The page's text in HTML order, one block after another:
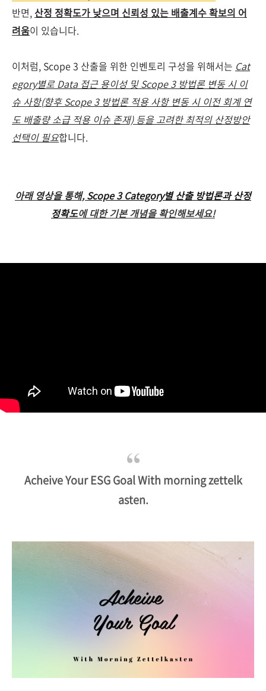
반면, 산정 정확도가 낮으며 신뢰성 있는 배출계수 확보의 어
려움이 있습니다.
이처럼, Scope 3 산출을 위한 인벤토리 구성을 위해서는 Cat
egory별로 Data 접근 용이성 및 Scope 3 방법론 변동 시 이
슈 사항(향후 Scope 3 방법론 적용 사항 변동 시 이전 회계 연
도 배출량 소급 적용 이슈 존재) 등을 고려한 최적의 산정방안
선택이 필요합니다.
아래 영상을 통해, Scope 3 Category별 산출 방법론과 산정
정확도에 대한 기본 개념을 확인해보세요!
Acheive Your ESG Goal With morning zettelk
asten.